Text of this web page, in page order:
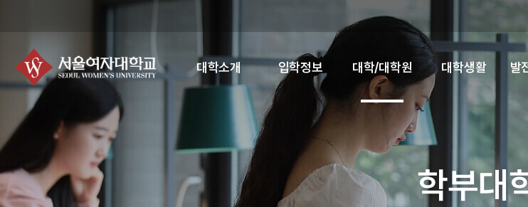
학부대
대학소개 입학정보 대학/대학원 대학생활 발